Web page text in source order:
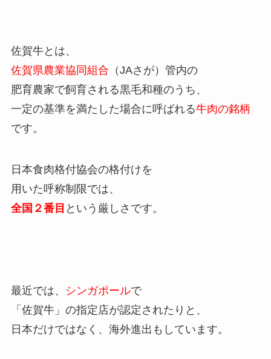
佐賀牛とは、
佐賀県農業協同組合 （JAさが）管内の
肥育農家で飼育される黒毛和種のうち、
一定の基準を満たした場合に呼ばれる牛肉の銘柄
です。
日本食肉格付協会の格付けを
用いた呼称制限では、
全国２番目 という厳しさです。
最近では、 シンガポールで
「佐賀牛」の指定店が認定されたりと、
日本だけではなく、海外進出もしています。